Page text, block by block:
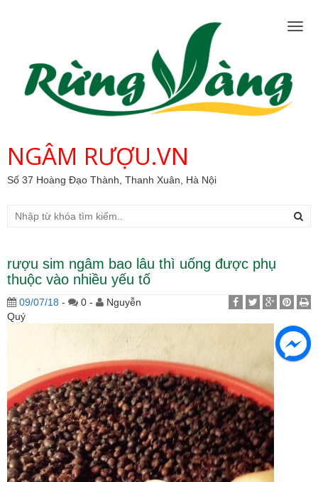
NGÂM RƯỢU.VN
Số 37 Hoàng Đạo Thành, Thanh Xuân, Hà Nội
rượu sim ngâm bao lâu thì uống được phụ
thuộc vào nhiều yếu tố
09/07/18 - 0 -
Nguyễn
Quý